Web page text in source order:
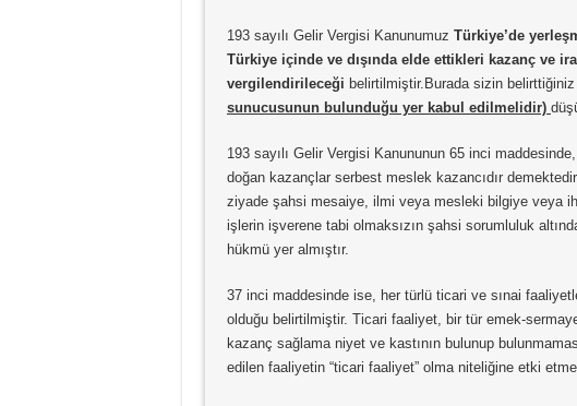
193 sayılı Gelir Vergisi Kanunumuz Türkiye’de
Türkiye içinde ve dışında elde ettikleri kazanç ve
vergilendirileceği belirtilmiştir.Burada sizin
sunucusunun bulunduğu yer kabul edilmelidir)
193 sayılı Gelir Vergisi Kanununun 65 inci
doğan kazançlar serbest meslek kazancıdır
ziyade şahsi mesaiye, ilmi veya mesleki bilgiye veya
işlerin işverene tabi olmaksızın şahsi sorumluluk
hükmü yer almıştır.
37 inci maddesinde ise, her türlü ticari ve sınai
olduğu belirtilmiştir. Ticari faaliyet, bir tür emek-
kazanç sağlama niyet ve kastının bulunup
edilen faaliyetin “ticari faaliyet” olma niteliğine etki